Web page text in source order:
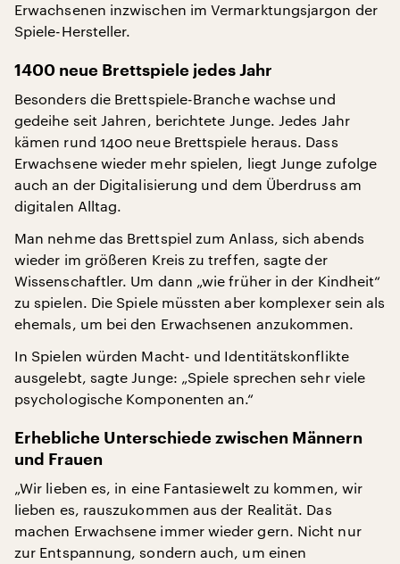
Erwachsenen inzwischen im Vermarktungsjargon der
Spiele-Hersteller.
1400 neue Brettspiele jedes Jahr
Besonders die Brettspiele-Branche wachse und
gedeihe seit Jahren, berichtete Junge. Jedes Jahr
kämen rund 1400 neue Brettspiele heraus. Dass
Erwachsene wieder mehr spielen, liegt Junge zufolge
auch an der Digitalisierung und dem Überdruss am
digitalen Alltag.
Man nehme das Brettspiel zum Anlass, sich abends
wieder im größeren Kreis zu treffen, sagte der
Wissenschaftler. Um dann „wie früher in der Kindheit“
zu spielen. Die Spiele müssten aber komplexer sein als
ehemals, um bei den Erwachsenen anzukommen.
In Spielen würden Macht- und Identitätskonflikte
ausgelebt, sagte Junge: „Spiele sprechen sehr viele
psychologische Komponenten an.“
Erhebliche Unterschiede zwischen Männern
und Frauen
„Wir lieben es, in eine Fantasiewelt zu kommen, wir
lieben es, rauszukommen aus der Realität. Das
machen Erwachsene immer wieder gern. Nicht nur
zur Entspannung, sondern auch, um einen